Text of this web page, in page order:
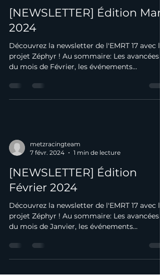
3 mars 2024
1 min de lecture
[NEWSLETTER] Édition Mars
2024
Découvrez la newsletter de l'EMRT 17 avec le
du mois de Février, les événements
principaux du...
7 févr. 2024
1 min de lecture
[NEWSLETTER] Édition
Février 2024
Découvrez la newsletter de l'EMRT 17 avec le
du mois de Janvier, les événements
principaux du...